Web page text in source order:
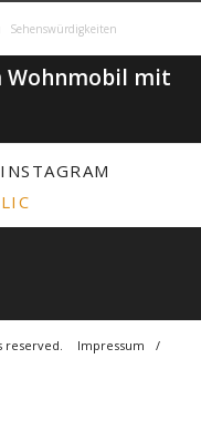
Sehenswürdigkeiten
Wohnmobil mit
reserved. Impressum
/